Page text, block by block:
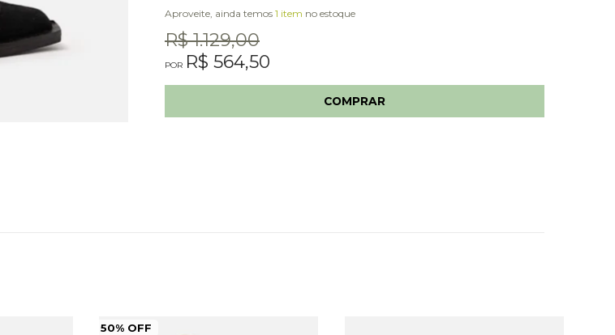
Aproveite, ainda temos 1 item no estoque
R$ 1.129,00
R$ 564,50
COMPRAR
50% OFF